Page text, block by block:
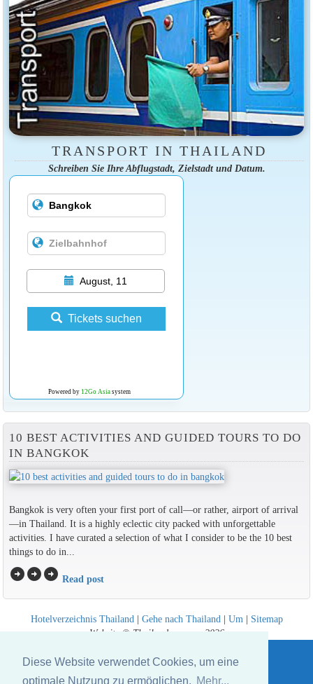
Diese Website verwendet Cookies, um eine
optimale Nutzung zu ermöglichen. Mehr...
TRANSPORT IN THAILAND
Schreiben Sie Ihre Abflugstadt, Zielstadt und Datum.
August, 11
Tickets suchen
Powered by 12Go Asiasystem
10 BEST ACTIVITIES AND GUIDED TOURS TO DO
IN BANGKOK
Bangkok is very often your first port of call—or rather, airport of arrival
—in Thailand. It is a highly eclectic city packed with unforgettable
activities. I have curated a selection of what I consider to be the 10 best
things to do in...
arrow_circle_rightarrow_circle_rightarrow_circle_right Read post
Hotelverzeichnis Thailand| Gehe nach Thailand| Um| Sitemap
Website © Thailandee.com - 2026